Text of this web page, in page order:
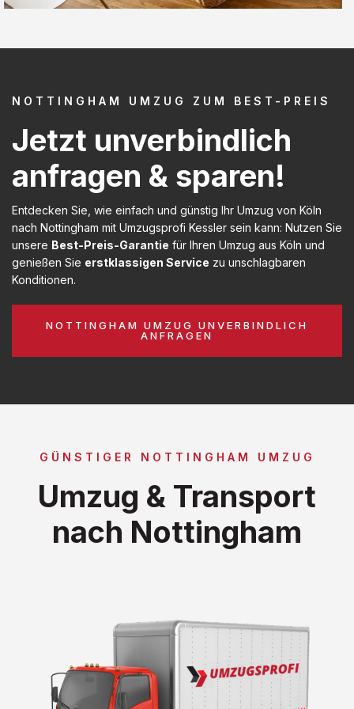
NOTTINGHAM UMZUG ZUM BEST-PREIS
Jetzt unverbindlich
anfragen & sparen!
Entdecken Sie, wie einfach und günstig Ihr Umzug von Köln
nach Nottingham mit Umzugsprofi Kessler sein kann: Nutzen Sie
unsere Best-Preis-Garantie für Ihren Umzug aus Köln und
genießen Sie erstklassigen Service zu unschlagbaren
Konditionen.
NOTTINGHAM UMZUG UNVERBINDLICH
ANFRAGEN
GÜNSTIGER NOTTINGHAM UMZUG
Umzug & Transport
nach Nottingham